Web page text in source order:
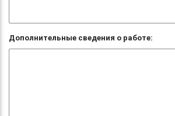
Дополнительные сведения о работе: